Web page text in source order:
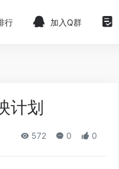
行 加入Q群
计划
572 0 0